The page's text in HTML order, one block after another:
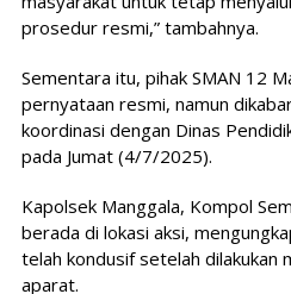
prosedur resmi,” tambahnya.
Sementara itu, pihak SMAN 12
pernyataan resmi, namun
koordinasi dengan Dinas
pada Jumat (4/7/2025).
Kapolsek Manggala, Kompol
berada di lokasi aksi,
telah kondusif setelah dilakukan
aparat.